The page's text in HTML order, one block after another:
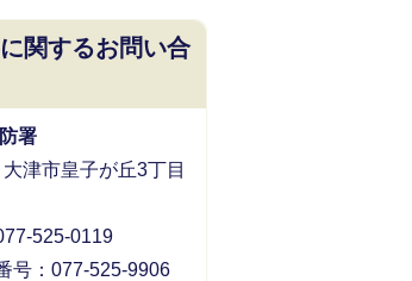
関するお問い合
署
津市皇子が丘3丁目
525-0119
号：077-525-9906